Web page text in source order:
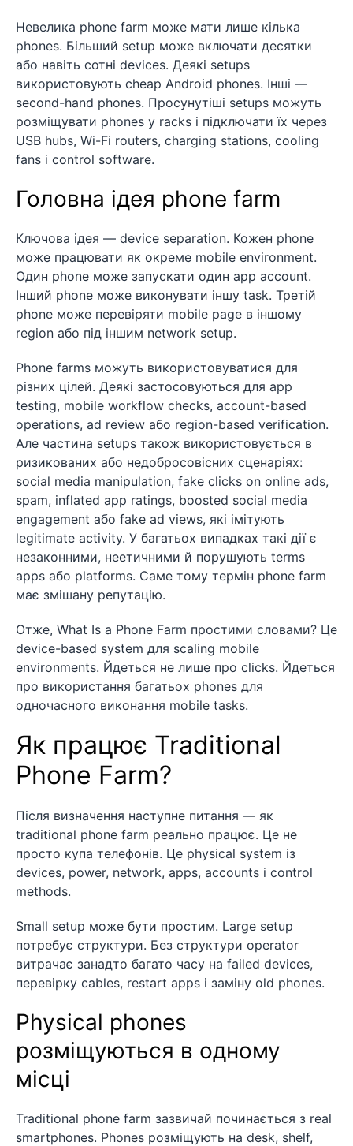
Невелика phone farm може мати лише кілька
phones. Більший setup може включати десятки
або навіть сотні devices. Деякі setups
використовують cheap Android phones. Інші —
second-hand phones. Просунутіші setups можуть
розміщувати phones у racks і підключати їх через
USB hubs, Wi-Fi routers, charging stations, cooling
fans і control software.
Головна ідея phone farm
Ключова ідея — device separation. Кожен phone
може працювати як окреме mobile environment.
Один phone може запускати один app account.
Інший phone може виконувати іншу task. Третій
phone може перевіряти mobile page в іншому
region або під іншим network setup.
Phone farms можуть використовуватися для
різних цілей. Деякі застосовуються для app
testing, mobile workflow checks, account-based
operations, ad review або region-based verification.
Але частина setups також використовується в
ризикованих або недобросовісних сценаріях:
social media manipulation, fake clicks on online ads,
spam, inflated app ratings, boosted social media
engagement або fake ad views, які імітують
legitimate activity. У багатьох випадках такі дії є
незаконними, неетичними й порушують terms
apps або platforms. Саме тому термін phone farm
має змішану репутацію.
Отже, What Is a Phone Farm простими словами? Це
device-based system для scaling mobile
environments. Йдеться не лише про clicks. Йдеться
про використання багатьох phones для
одночасного виконання mobile tasks.
Як працює Traditional
Phone Farm?
Після визначення наступне питання — як
traditional phone farm реально працює. Це не
просто купа телефонів. Це physical system із
devices, power, network, apps, accounts і control
methods.
Small setup може бути простим. Large setup
потребує структури. Без структури operator
витрачає занадто багато часу на failed devices,
перевірку cables, restart apps і заміну old phones.
Physical phones
розміщуються в одному
місці
Traditional phone farm зазвичай починається з real
smartphones. Phones розміщують на desk, shelf,